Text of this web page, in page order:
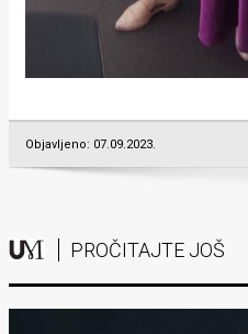
Objavljeno: 07.09.2023.
PROČITAJTE JOŠ